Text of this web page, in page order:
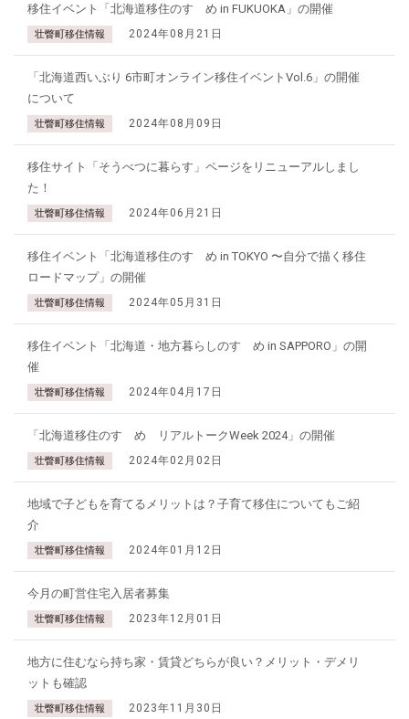
移住イベント「北海道移住のすゝめ in FUKUOKA」の開催
壮瞥町移住情報 2024年08月21日
「北海道西いぶり 6市町オンライン移住イベントVol.6」の開催
について
壮瞥町移住情報 2024年08月09日
移住サイト「そうべつに暮らす」ページをリニューアルしまし
た！
壮瞥町移住情報 2024年06月21日
移住イベント「北海道移住のすゝめ in TOKYO 〜自分で描く移住
ロードマップ」の開催
壮瞥町移住情報 2024年05月31日
移住イベント「北海道・地方暮らしのすゝめ in SAPPORO」の開
催
壮瞥町移住情報 2024年04月17日
「北海道移住のすゝめ リアルトークWeek 2024」の開催
壮瞥町移住情報 2024年02月02日
地域で子どもを育てるメリットは？子育て移住についてもご紹
介
壮瞥町移住情報 2024年01月12日
今月の町営住宅入居者募集
壮瞥町移住情報 2023年12月01日
地方に住むなら持ち家・賃貸どちらが良い？メリット・デメリ
ットも確認
壮瞥町移住情報 2023年11月30日